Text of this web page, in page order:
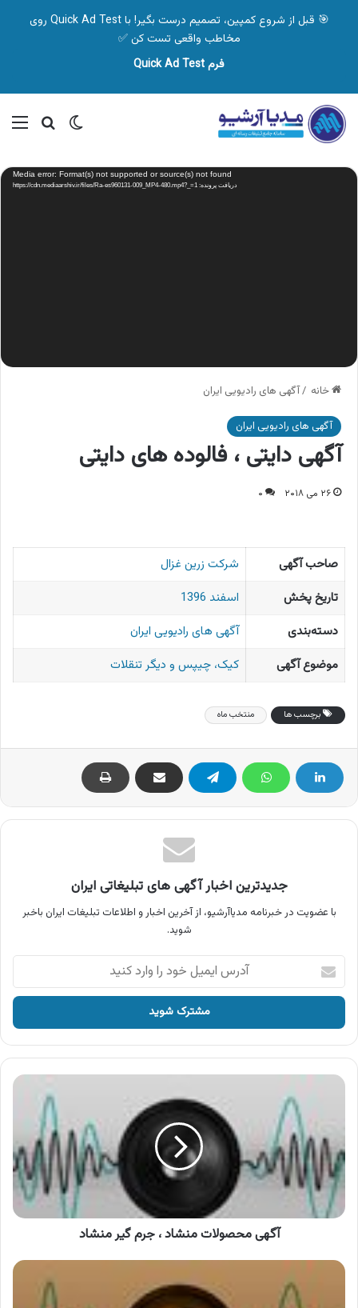
🎯 قبل از شروع کمپین، تصمیم درست بگیر! با Quick Ad Test روی
مخاطب واقعی تست کن ✅
فرم Quick Ad Test
تغییر پوسته
نمایشگر
ویدیو Media error: Format(s) not supported or source(s) not found
دریافت پرونده: https://cdn.mediaarshiv.ir/files/Ra-es960131-009_MP4-480.mp4?_=1
خانه /آگهی های رادیویی ایران
آگهی های رادیویی ایران
آگهی دایتی ، فالوده های دایتی
۲۶ می ۲۰۱۸ ۰
صاحب آگهی
شرکت زرین غزال
تاریخ پخش
اسفند 1396
دسته‌بندی
آگهی های رادیویی ایران
موضوع آگهی
کیک، چیپس و دیگر تنقلات
برچسب ها منتخب ماه
جدیدترین اخبار آگهی های تبلیغاتی ایران
با عضویت در خبرنامه مدیاآرشیو، از آخرین اخبار و اطلاعات تبلیغات ایران باخبر
شوید.
آدرس
ایمیل
خود
وارد
کنید
آگهی
جرم
گیر
منشاد
آگهی محصولات منشاد ، جرم گیر منشاد
آگهی